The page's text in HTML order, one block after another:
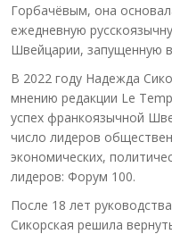
Горбачёвым, она
ежедневную
Швейцарии, запущенную
В 2022 году Надежда
мнению редакции Le
успех франкоязычной
число лидеров
экономических,
лидеров: Форум 100.
После 18 лет
Сикорская решила